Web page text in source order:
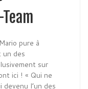
pure à
un des
sur
ici ! « Qui ne
devenu l’un des